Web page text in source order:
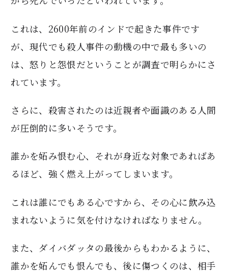
これは、2600年前のインドで起きた事件です
が、現代でも殺人事件の動機の中で最も多いの
は、怒りと怨恨だということが調査で明らかにさ
れています。
さらに、殺害されたのは近親者や面識のある人間
が圧倒的に多いそうです。
誰かを妬み恨む心、それが身近な対象であればあ
るほど、強く燃え上がってしまいます。
これは誰にでもある心ですから、その心に飲み込
まれないように気を付けなければなりません。
また、ダイバダッタの最後からもわかるように、
誰かを妬んでも恨んでも、後に傷つくのは、相手